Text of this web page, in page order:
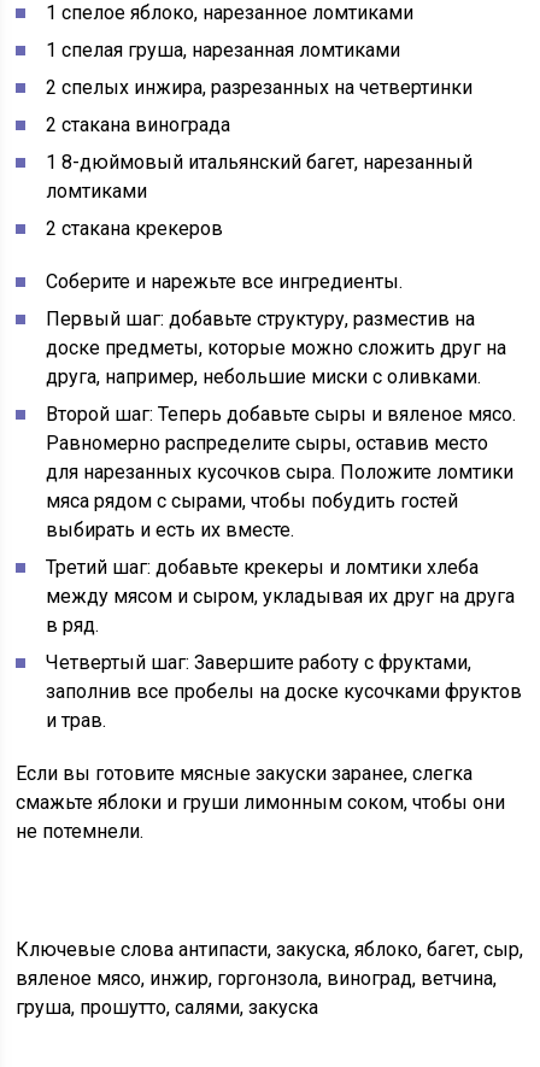
1 спелое яблоко, нарезанное ломтиками
1 спелая груша, нарезанная ломтиками
2 спелых инжира, разрезанных на четвертинки
2 стакана винограда
1 8-дюймовый итальянский багет, нарезанный
ломтиками
2 стакана крекеров
Соберите и нарежьте все ингредиенты.
Первый шаг: добавьте структуру, разместив на
доске предметы, которые можно сложить друг на
друга, например, небольшие миски с оливками.
Второй шаг: Теперь добавьте сыры и вяленое мясо.
Равномерно распределите сыры, оставив место
для нарезанных кусочков сыра. Положите ломтики
мяса рядом с сырами, чтобы побудить гостей
выбирать и есть их вместе.
Третий шаг: добавьте крекеры и ломтики хлеба
между мясом и сыром, укладывая их друг на друга
в ряд.
Четвертый шаг: Завершите работу с фруктами,
заполнив все пробелы на доске кусочками фруктов
и трав.
Если вы готовите мясные закуски заранее, слегка
смажьте яблоки и груши лимонным соком, чтобы они
не потемнели.
Ключевые слова антипасти, закуска, яблоко, багет, сыр,
вяленое мясо, инжир, горгонзола, виноград, ветчина,
груша, прошутто, салями, закуска